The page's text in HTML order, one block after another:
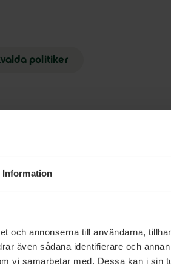
Information
och annonserna till användarna,
även sådana identifierare och
vi samarbetar med. Dessa kan i sin
politiker